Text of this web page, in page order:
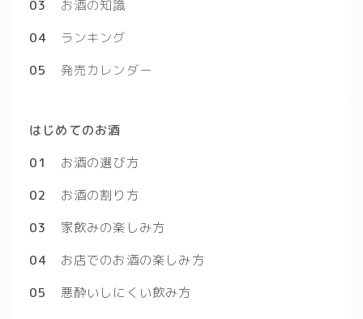
03
お酒の知識
04
ランキング
05
発売カレンダー
はじめてのお酒
01
お酒の選び方
02
お酒の割り方
03
家飲みの楽しみ方
04 お店でのお酒の楽しみ方
05
悪酔いしにくい飲み方